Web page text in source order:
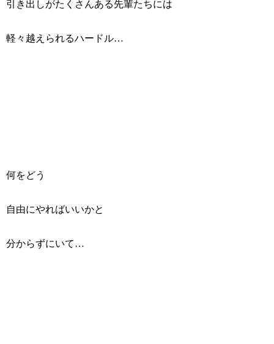
引き出しがたくさんある先輩たちには
軽々越えられるハードル…
何をどう
自由にやればいいかと
分からずにいて…